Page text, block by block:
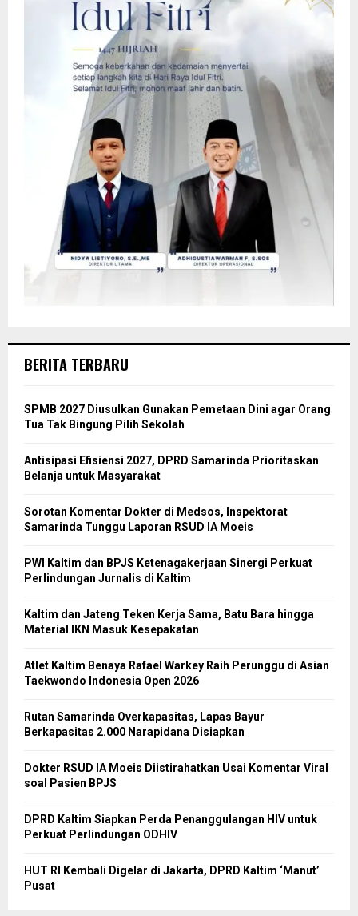
BERITA TERBARU
SPMB 2027 Diusulkan Gunakan Pemetaan Dini agar Orang
Tua Tak Bingung Pilih Sekolah
Antisipasi Efisiensi 2027, DPRD Samarinda Prioritaskan
Belanja untuk Masyarakat
Sorotan Komentar Dokter di Medsos, Inspektorat
Samarinda Tunggu Laporan RSUD IA Moeis
PWI Kaltim dan BPJS Ketenagakerjaan Sinergi Perkuat
Perlindungan Jurnalis di Kaltim
Kaltim dan Jateng Teken Kerja Sama, Batu Bara hingga
Material IKN Masuk Kesepakatan
Atlet Kaltim Benaya Rafael Warkey Raih Perunggu di Asian
Taekwondo Indonesia Open 2026
Rutan Samarinda Overkapasitas, Lapas Bayur
Berkapasitas 2.000 Narapidana Disiapkan
Dokter RSUD IA Moeis Diistirahatkan Usai Komentar Viral
soal Pasien BPJS
DPRD Kaltim Siapkan Perda Penanggulangan HIV untuk
Perkuat Perlindungan ODHIV
HUT RI Kembali Digelar di Jakarta, DPRD Kaltim ‘Manut’
Pusat